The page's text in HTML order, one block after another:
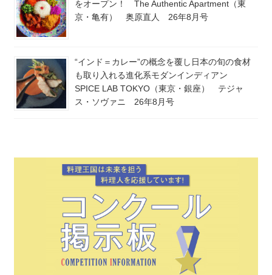
をオープン！ The Authentic Apartment（東
京・亀有） 奥原直人 26年8月号
“インド＝カレー”の概念を覆し日本の旬の食材
も取り入れる進化系モダンインディアン
SPICE LAB TOKYO（東京・銀座） テジャ
ス・ソヴァニ 26年8月号